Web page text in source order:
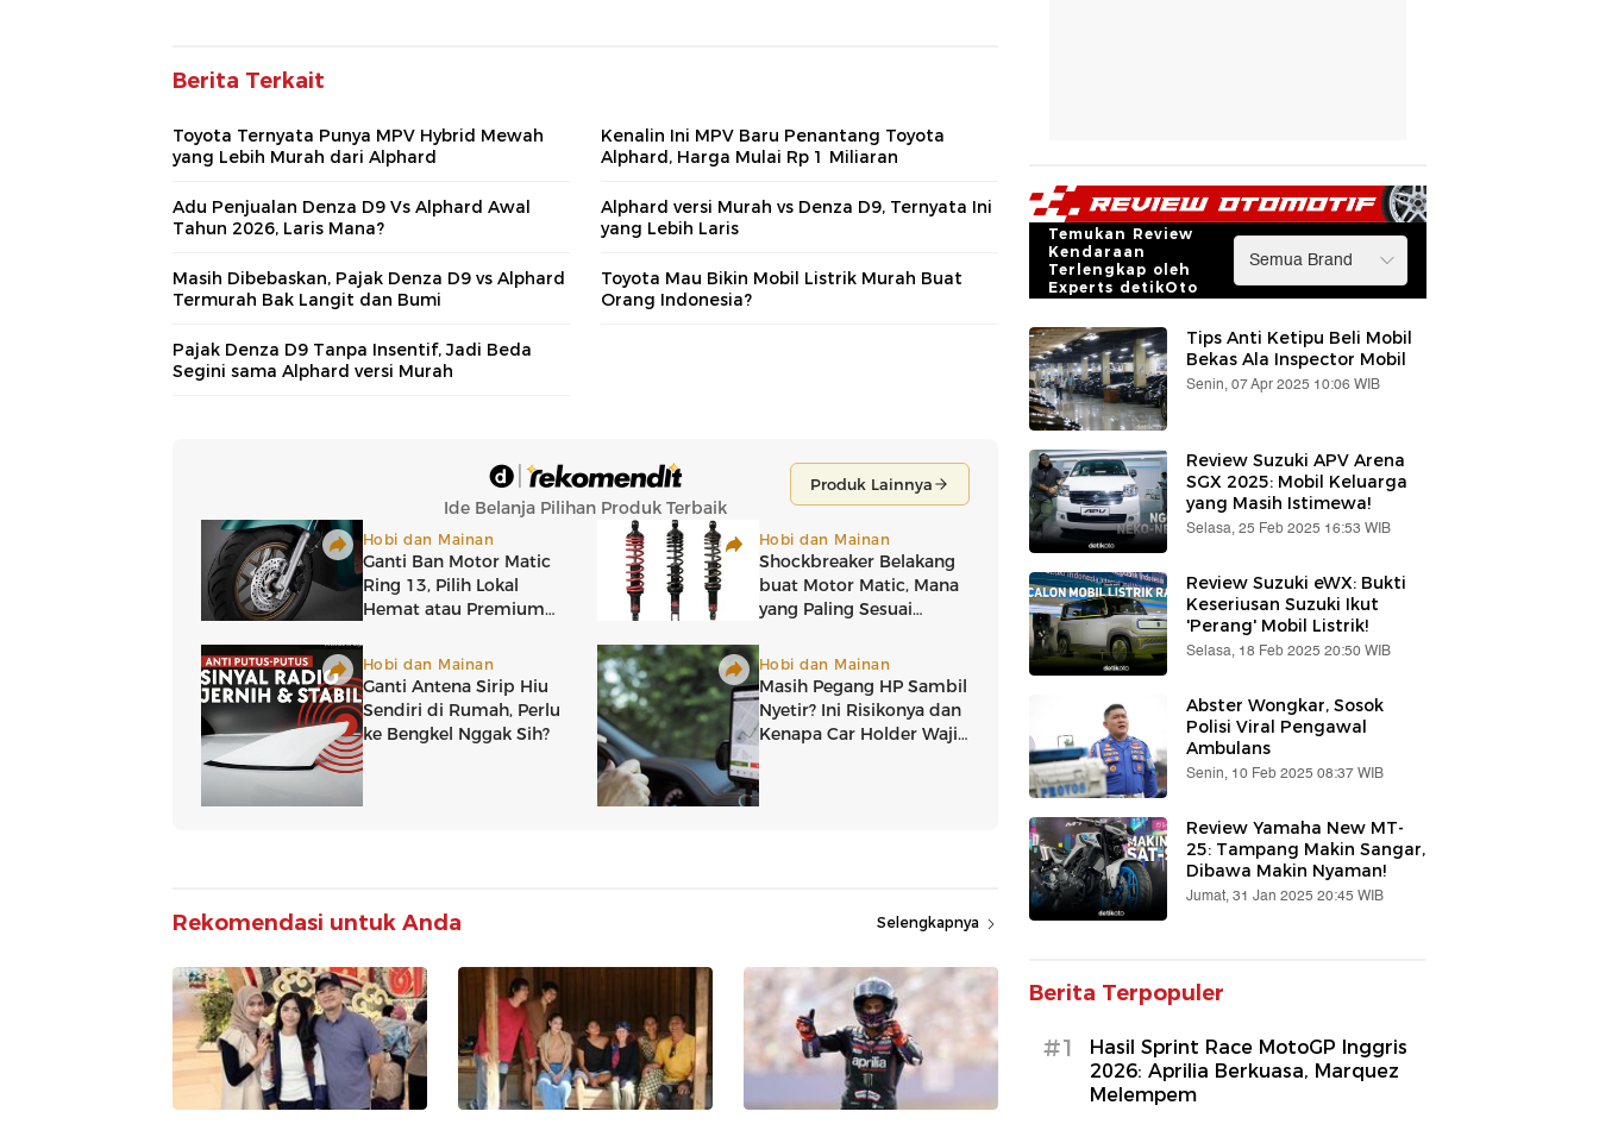
Berita Terkait
Toyota Ternyata Punya MPV Hybrid Mewah
yang Lebih Murah dari Alphard
Kenalin Ini MPV Baru Penantang Toyota
Alphard, Harga Mulai Rp 1 Miliaran
Adu Penjualan Denza D9 Vs Alphard Awal
Tahun 2026, Laris Mana?
Alphard versi Murah vs Denza D9, Ternyata Ini
yang Lebih Laris
Masih Dibebaskan, Pajak Denza D9 vs Alphard
Termurah Bak Langit dan Bumi
Toyota Mau Bikin Mobil Listrik Murah Buat
Orang Indonesia?
Pajak Denza D9 Tanpa Insentif, Jadi Beda
Segini sama Alphard versi Murah
Rekomendasi untuk Anda Selengkapnya
Temukan Review
Kendaraan
Terlengkap oleh
Experts detikOto
Tips Anti Ketipu Beli Mobil
Bekas Ala Inspector Mobil
Senin, 07 Apr 2025 10:06 WIB
Review Suzuki APV Arena
SGX 2025: Mobil Keluarga
yang Masih Istimewa!
Selasa, 25 Feb 2025 16:53 WIB
Review Suzuki eWX: Bukti
Keseriusan Suzuki Ikut
'Perang' Mobil Listrik!
Selasa, 18 Feb 2025 20:50 WIB
Abster Wongkar, Sosok
Polisi Viral Pengawal
Ambulans
Senin, 10 Feb 2025 08:37 WIB
Review Yamaha New MT-
25: Tampang Makin Sangar,
Dibawa Makin Nyaman!
Jumat, 31 Jan 2025 20:45 WIB
Berita Terpopuler
#1
Hasil Sprint Race MotoGP Inggris
2026: Aprilia Berkuasa, Marquez
Melempem